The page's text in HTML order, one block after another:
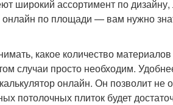
широкий ассортимент по дизайну,
онлайн по площади — вам нужно
какое количество
случаи просто необходим.
онлайн. Он позволит не
потолочных плиток будет